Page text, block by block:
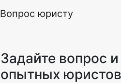
Вопрос юристу
Задайте вопрос
опытных